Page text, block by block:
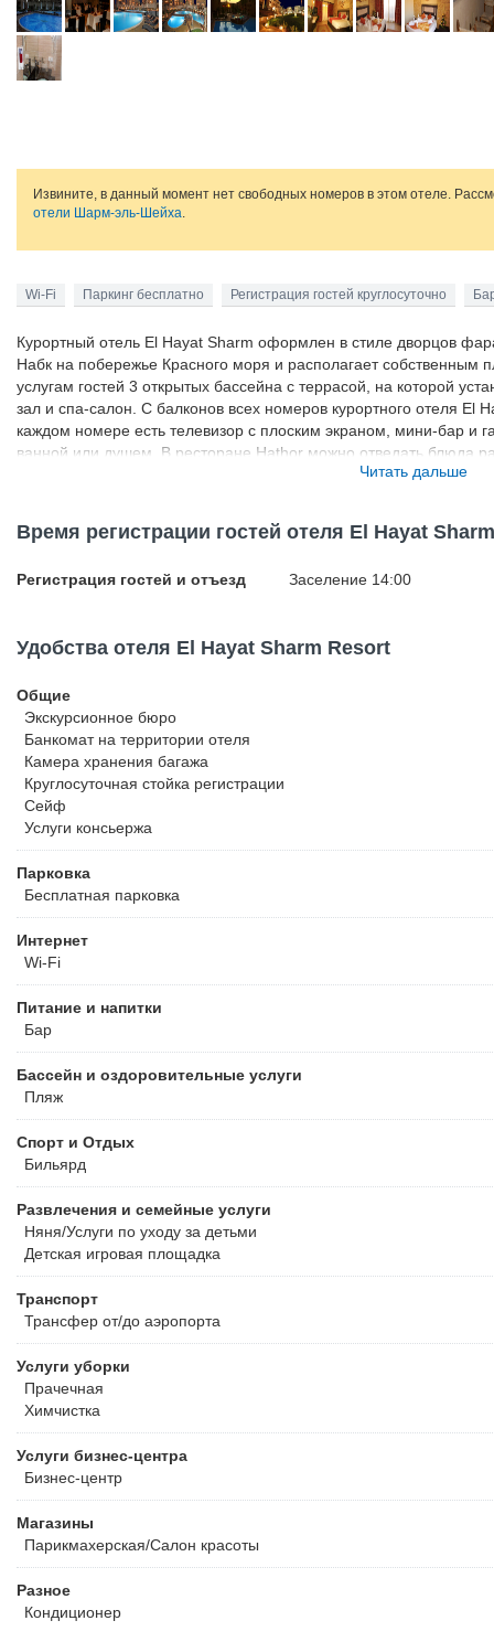
Извините, в данный момент нет свободных номеров в этом отеле.
отели Шарм-эль-Шейха.
Wi-Fi Паркинг бесплатно Регистрация гостей круглосуточно
Курортный отель El Hayat Sharm оформлен в стиле дворцов
Набк на побережье Красного моря и располагает
услугам гостей 3 открытых бассейна с террасой, на которой
зал и спа-салон. С балконов всех номеров курортного отеля El
каждом номере есть телевизор с плоским экраном, мини-бар и
ванной или душем. В ресторане Hathor можно отведать блюда
"шведский стол" и сервируют фирменные блюда по меню. В
Аэропорт Шарм-эль-Шейха находится в 7 км. По запросу,
Читать дальше
Время регистрации гостей отеля El Hayat
Регистрация гостей и отъезд Заселение 14:00
Удобства отеля El Hayat Sharm Resort
Общие
Экскурсионное бюро
Банкомат на территории отеля
Камера хранения багажа
Круглосуточная стойка регистрации
Сейф
Услуги консьержа
Парковка
Бесплатная парковка
Интернет
Wi-Fi
Питание и напитки
Бар
Бассейн и оздоровительные услуги
Пляж
Спорт и Отдых
Бильярд
Развлечения и семейные услуги
Няня/Услуги по уходу за детьми
Детская игровая площадка
Транспорт
Трансфер от/до аэропорта
Услуги уборки
Прачечная
Химчистка
Услуги бизнес-центра
Бизнес-центр
Магазины
Парикмахерская/Салон красоты
Разное
Кондиционер